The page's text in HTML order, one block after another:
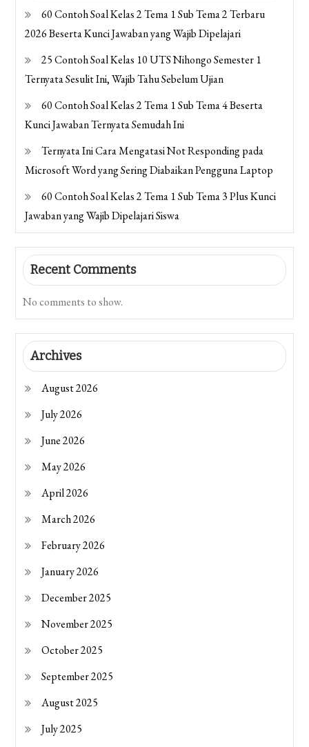
60 Contoh Soal Kelas 2 Tema 1 Sub Tema 2 Terbaru
2026 Beserta Kunci Jawaban yang Wajib Dipelajari
25 Contoh Soal Kelas 10 UTS Nihongo Semester 1
Ternyata Sesulit Ini, Wajib Tahu Sebelum Ujian
60 Contoh Soal Kelas 2 Tema 1 Sub Tema 4 Beserta
Kunci Jawaban Ternyata Semudah Ini
Ternyata Ini Cara Mengatasi Not Responding pada
Microsoft Word yang Sering Diabaikan Pengguna Laptop
60 Contoh Soal Kelas 2 Tema 1 Sub Tema 3 Plus Kunci
Jawaban yang Wajib Dipelajari Siswa
Recent Comments
No comments to show.
Archives
August 2026
July 2026
June 2026
May 2026
April 2026
March 2026
February 2026
January 2026
December 2025
November 2025
October 2025
September 2025
August 2025
July 2025